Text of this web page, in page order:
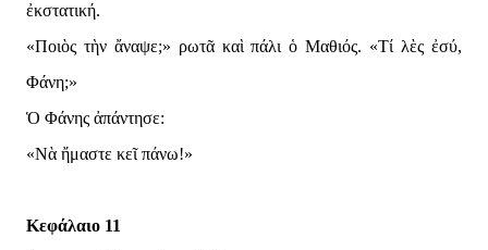
ἐκστατική.
«Ποιὸς τὴν ἄναψε;» ρωτᾶ καὶ πάλι ὁ Μαθιός. «Τί λὲς ἐσύ,
Φάνη;»
Ὁ Φάνης ἀπάντησε:
«Νὰ ἤμαστε κεῖ πάνω!»
Κεφάλαιο 11